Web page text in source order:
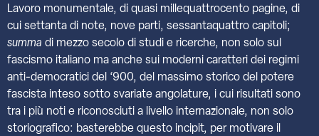
Lavoro monumentale, di quasi millequattrocento pagine, di
cui settanta di note, nove parti, sessantaquattro capitoli;
summa di mezzo secolo di studi e ricerche, non solo sul
fascismo italiano ma anche sui moderni caratteri dei regimi
anti-democratici del ‘900, del massimo storico del potere
fascista inteso sotto svariate angolature, i cui risultati sono
tra i più noti e riconosciuti a livello internazionale, non solo
storiografico: basterebbe questo incipit, per motivare il